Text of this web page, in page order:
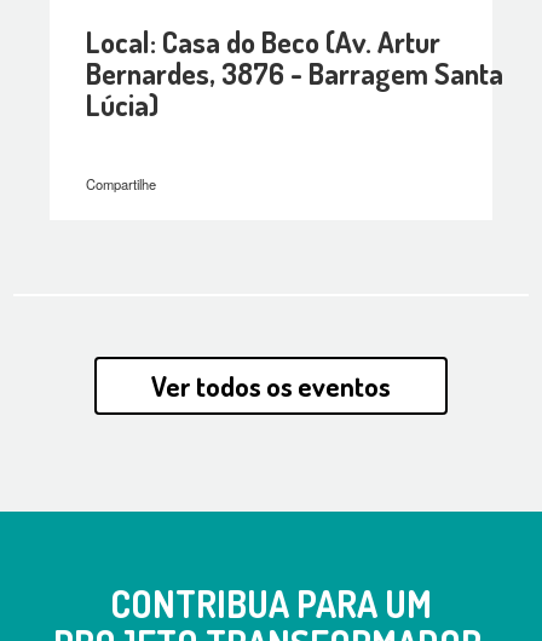
Local: Casa do Beco (Av. Artur
Bernardes, 3876 - Barragem Santa
Lúcia)
Compartilhe
Ver todos os eventos
CONTRIBUA PARA UM